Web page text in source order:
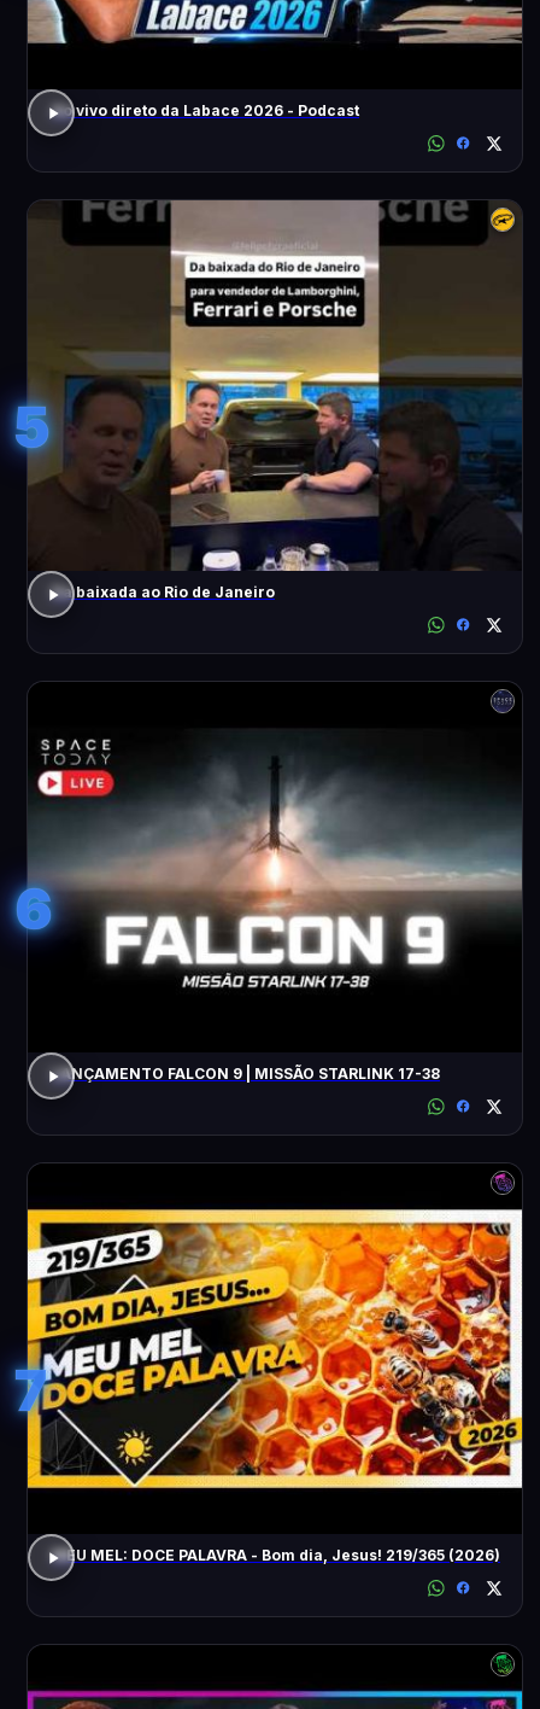
Ao vivo direto da Labace 2026 - Podcast
5
Da baixada ao Rio de Janeiro
6
LANÇAMENTO FALCON 9 | MISSÃO STARLINK 17-38
7
MEU MEL: DOCE PALAVRA - Bom dia, Jesus! 219/365 (2026)